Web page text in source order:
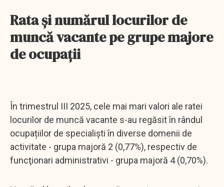
Rata și numărul locurilor de
muncă vacante pe grupe majore
de ocupații
În trimestrul III 2025, cele mai mari valori ale ratei
locurilor de muncă vacante s-au regăsit în rândul
ocupațiilor de specialiști în diverse domenii de
activitate - grupa majoră 2 (0,77%), respectiv de
funcţionari administrativi - grupa majoră 4 (0,70%).